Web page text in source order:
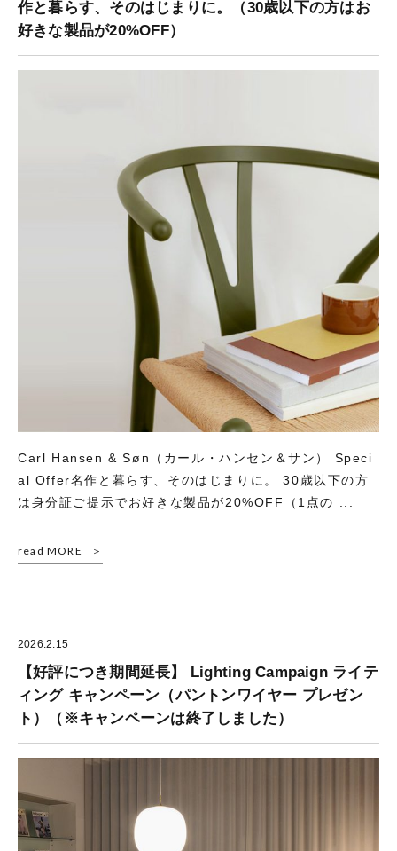
作と暮らす、そのはじまりに。（30歳以下の方はお
好きな製品が20%OFF）
Carl Hansen & Søn（カール・ハンセン＆サン） Speci
al Offer名作と暮らす、そのはじまりに。 30歳以下の方
は身分証ご提示でお好きな製品が20%OFF（1点の ...
read MORE
2026.2.15
【好評につき期間延長】 Lighting Campaign ライテ
ィング キャンペーン（パントンワイヤー プレゼン
ト）（※キャンペーンは終了しました）